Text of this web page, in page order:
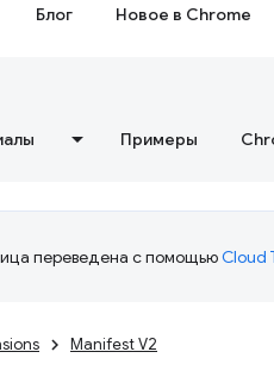
Блог Новое в Chrome
Примеры
переведена с помощьюCloud
Manifest V2